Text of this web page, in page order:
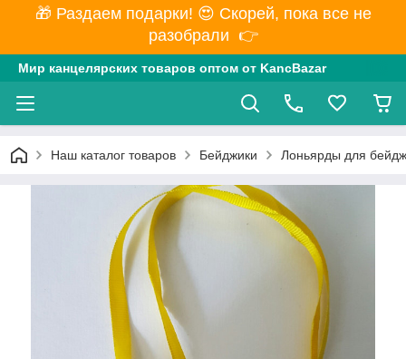
🎁 Раздаем подарки! 😍 Скорей, пока все не
разобрали 👉
Мир канцелярских товаров оптом от KancBazar
Наш каталог товаров Бейджики Лоньярды для